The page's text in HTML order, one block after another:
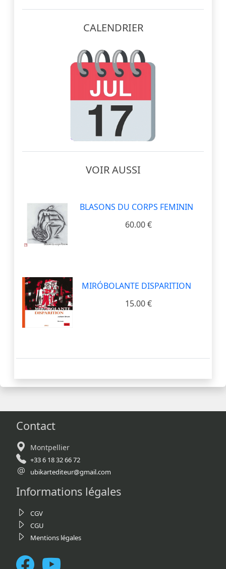
CALENDRIER
VOIR AUSSI
BLASONS DU CORPS FEMININ
60.00 €
MIRÓBOLANTE DISPARITION
15.00 €
Contact
Montpellier
+33 6 18 32 66 72
ubikartediteur@gmail.com
Informations légales
CGV
CGU
Mentions légales